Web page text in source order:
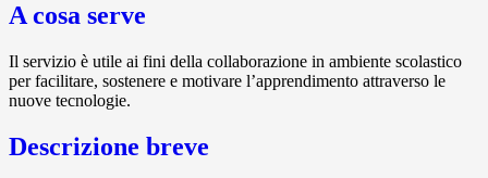
A cosa serve
Il servizio è utile ai fini della collaborazione in ambiente scolastico
per facilitare, sostenere e motivare l’apprendimento attraverso le
nuove tecnologie.
Descrizione breve